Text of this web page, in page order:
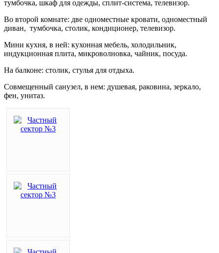
тумбочка, шкаф для одежды, сплит-система, телевизор.
Во второй комнате: две одноместные кровати, одноместный
диван, тумбочка, столик, кондиционер, телевизор.
Мини кухня, в ней: кухонная мебель, холодильник,
индукционная плита, микроволновка, чайник, посуда.
На балконе: столик, стулья для отдыха.
Совмещенный санузел, в нем: душевая, раковина, зеркало,
фен, унитаз.